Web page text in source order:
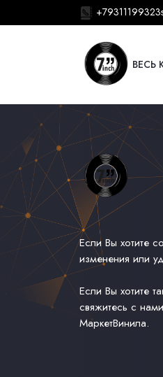
+79311199323
ВЕСЬ
Если Вы хотите
изменения или
Если Вы хотите
свяжитесь с
МаркетВинила.